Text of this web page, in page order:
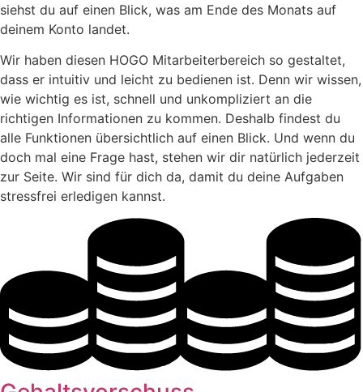
siehst du auf einen Blick, was am Ende des Monats auf
deinem Konto landet.
Wir haben diesen HOGO Mitarbeiterbereich so gestaltet,
dass er intuitiv und leicht zu bedienen ist. Denn wir wissen,
wie wichtig es ist, schnell und unkompliziert an die
richtigen Informationen zu kommen. Deshalb findest du
alle Funktionen übersichtlich auf einen Blick. Und wenn du
doch mal eine Frage hast, stehen wir dir natürlich jederzeit
zur Seite. Wir sind für dich da, damit du deine Aufgaben
stressfrei erledigen kannst.